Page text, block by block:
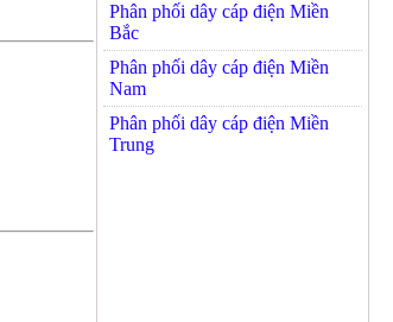
Phân phối dây cáp điện Miền
Bắc
Phân phối dây cáp điện Miền
Nam
Phân phối dây cáp điện Miền
Trung